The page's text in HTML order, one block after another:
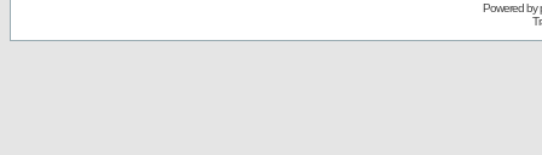
Powered by